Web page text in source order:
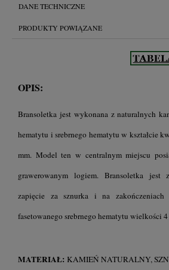
DANE TECHNICZNE
PRODUKTY POWIĄZANE
OPIS:
Bransoletka jest wykonana z naturalnych
hematytu i srebrnego hematytu w kształcie
mm. Model ten w centralnym miejscu
grawerowanym logiem. Bransoletka jest
zapięcie za sznurka i na zakończeniach
fasetowanego srebrnego hematytu wielkości
MATERIAŁ: KAMIEŃ NATURALNY,